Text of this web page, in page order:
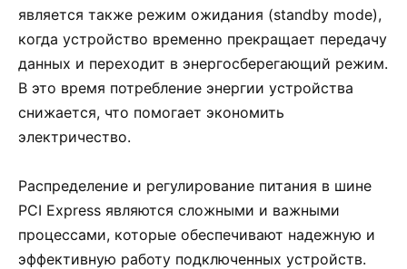
является также режим ожидания (standby mode),
когда устройство временно прекращает передачу
данных и переходит в энергосберегающий режим.
В это время потребление энергии устройства
снижается, что помогает экономить
электричество.
Распределение и регулирование питания в шине
PCI Express являются сложными и важными
процессами, которые обеспечивают надежную и
эффективную работу подключенных устройств.